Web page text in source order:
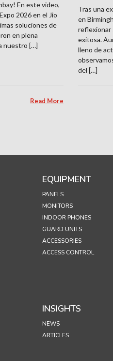
En este video,
2026 en el Jio
soluciones de
en plena
nuestro […]
Read More
Tras una
en
reflexionar
exitosa.
lleno de
del […]
EQUIPMENT
PANELS
MONITORS
INDOOR PHONES
GUARD UNITS
ACCESSORIES
ACCESS CONTROL
INSIGHTS
NEWS
ARTICLES